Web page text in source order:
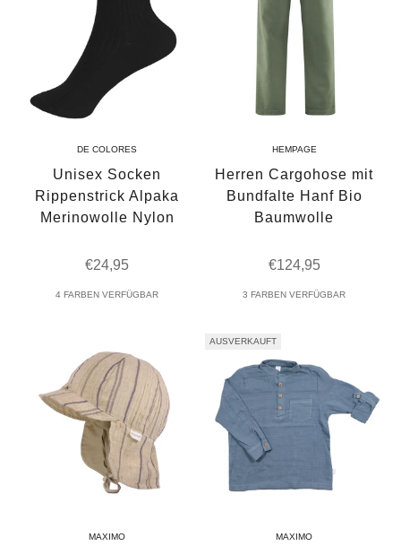
DE COLORES
Unisex Socken
Rippenstrick Alpaka
Merinowolle Nylon
Angebot
€24,95
4 FARBEN VERFÜGBAR
HEMPAGE
Herren Cargohose mit
Bundfalte Hanf Bio
Baumwolle
Angebot
€124,95
3 FARBEN VERFÜGBAR
MAXIMO
AUSVERKAUFT
MAXIMO